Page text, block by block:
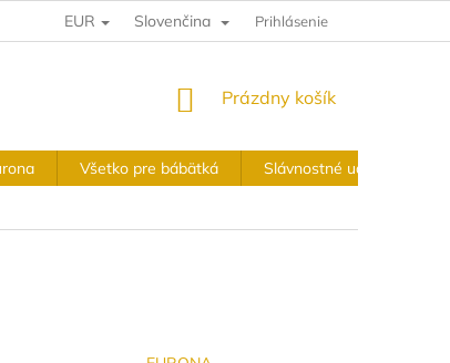
VÝKUPNÉ PODMIENKY OBCHODNÉ
EUR Slovenčina Prihlásenie
NÁKUPNÝ
Prázdny košík
Všetko pre bábätká Slávnostné udalosti